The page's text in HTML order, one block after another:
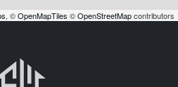
, ©OpenMapTiles ©OpenStreetMapcontributors